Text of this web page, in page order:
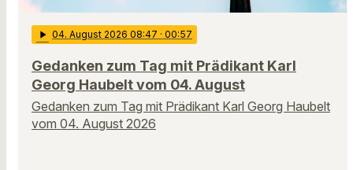
play_arrow 04. August 2026 08:47 · 00:57
Gedanken zum Tag mit Prädikant Karl
Georg Haubelt vom 04. August
Gedanken zum Tag mit Prädikant Karl Georg Haubelt
vom 04. August 2026